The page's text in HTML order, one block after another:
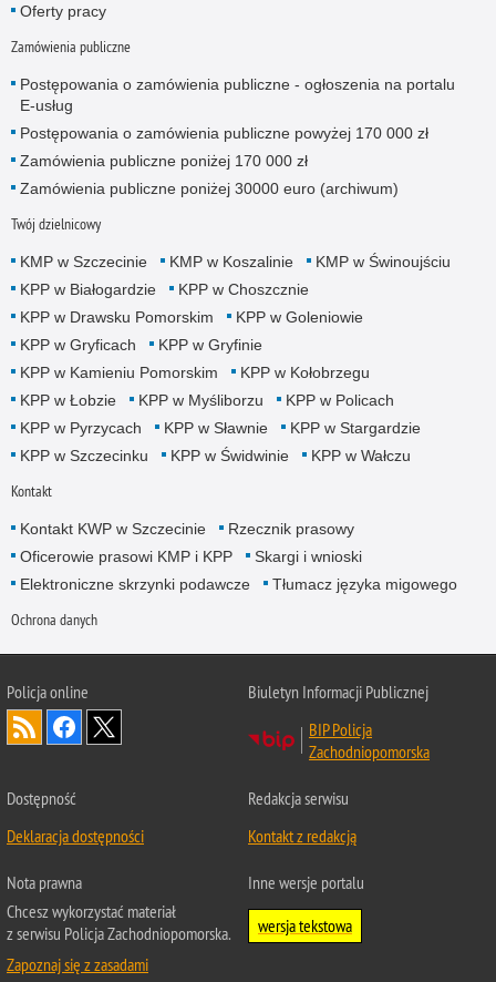
Oferty pracy
Zamówienia publiczne
Postępowania o zamówienia publiczne - ogłoszenia na portalu
E-usług
Postępowania o zamówienia publiczne powyżej 170 000 zł
Zamówienia publiczne poniżej 170 000 zł
Zamówienia publiczne poniżej 30000 euro (archiwum)
Twój dzielnicowy
KMP w Szczecinie KMP w Koszalinie
KMP w Świnoujściu
KPP w Białogardzie
KPP w Choszcznie
KPP w Drawsku Pomorskim
KPP w Goleniowie
KPP w Gryficach
KPP w Gryfinie
KPP w Kamieniu Pomorskim
KPP w Kołobrzegu
KPP w Łobzie
KPP w Myśliborzu
KPP w Policach
KPP w Pyrzycach
KPP w Sławnie
KPP w Stargardzie
KPP w Szczecinku
KPP w Świdwinie KPP w Wałczu
Kontakt
Kontakt KWP w Szczecinie
Rzecznik prasowy
Oficerowie prasowi KMP i KPP
Skargi i wnioski
Elektroniczne skrzynki podawcze
Tłumacz języka migowego
Ochrona danych
Policja online
Biuletyn Informacji Publicznej
BIP Policja
Zachodniopomorska
Dostępność
Deklaracja dostępności
Redakcja serwisu
Kontakt z redakcją
Nota prawna
Chcesz wykorzystać materiał
z serwisu Policja Zachodniopomorska.
Zapoznaj się z zasadami
Inne wersje portalu
wersja tekstowa